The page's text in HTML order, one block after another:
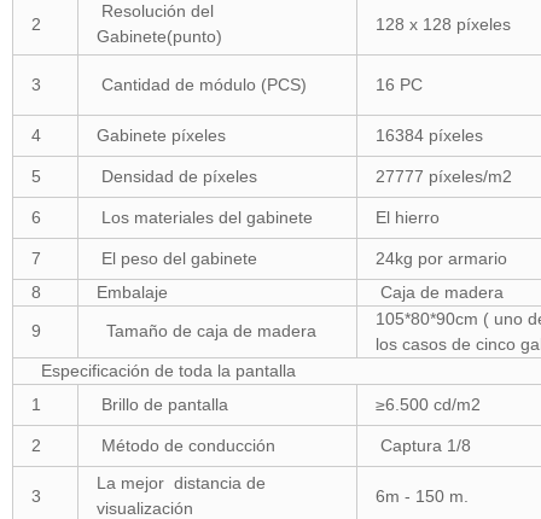
2
Resolución del
Gabinete(punto)
128 x 128 píxeles
3 Cantidad de módulo (PCS) 16 PC
4 Gabinete píxeles 16384 píxeles
5 Densidad de píxeles 27777 píxeles/m2
6 Los materiales del gabinete El hierro
7 El peso del gabinete
24kg por armario
8
Embalaje
Caja de madera
9
Tamaño de caja de madera
105*80*90cm ( uno
los casos de cinco
Especificación de toda la pantalla
1
Brillo de pantalla ≥6.500 cd/m2
2 Método de conducción Captura 1/8
3
La mejor distancia de
visualización
6m - 150 m.